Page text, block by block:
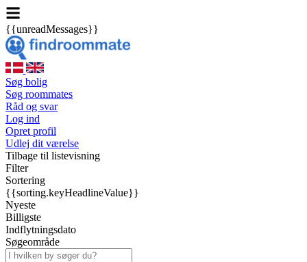
{{unreadMessages}}
Søg bolig
Søg roommates
Råd og svar
Log ind
Opret profil
Udlej dit værelse
Tilbage til listevisning
Filter
Sortering
{{sorting.keyHeadlineValue}}
Nyeste
Billigste
Indflytningsdato
Søgeområde